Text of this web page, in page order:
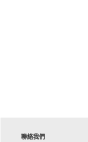
聯絡我們